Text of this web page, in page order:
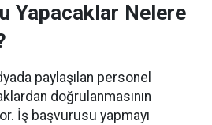
Yapacaklar Nelere
paylaşılan personel
doğrulanmasının
İş başvurusu yapmayı